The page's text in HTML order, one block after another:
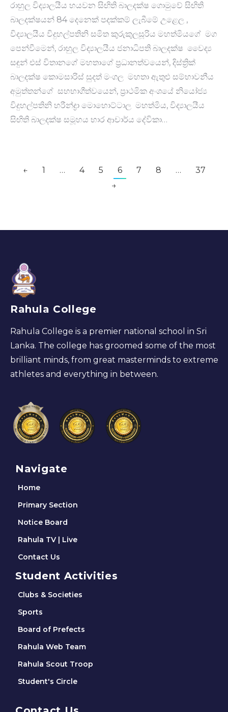
රාහුල විද්‍යාලයීය හයවන සිඟිති බාලදක්ෂ ගොමුවේ සිඟිති
බාලදක්ෂයන් 84 දෙනෙක් පදක්කම් ලැබීමේ උළෙල ,
විද්‍යාලයීය විදුහල්පතිනි සමිත කුරුකුලසූරිය මහත්මියගේ මග
පෙන්වීමෙන්, රාහුල විද්‍යාලයීය ජනාධිපති බාලදක්ෂ වෛද්‍ය
සඳුන් එස් විතානගේ මහතාගේ ප්‍රධානත්වයෙන්, දිස්ත්‍රික්
බාලදක්ෂ කොමසාරිස් සුදත් මංගල මහතා ඇතුළු සම්භාවනීය
අමුත්තන්ගේ සහභාගීත්වයෙන්, ප්‍රාථමික අංශයේ නියෝජ්‍ය
විදුහල්පතිනි හරීන්ද්‍රා මොහොට්ටාල මහත්මිය, විද්‍යාලයීය
සිඟිති බාලදක්ෂ සමූහය භාර ආචාර්ය දේවිකා…
← 1 … 4 5 6 7 8 …
37
→
Rahula College
Rahula College is a premier national school in Sri
Lanka. The college has groomed some of the most
brilliant minds, from great masterminds to extreme
athletes and everything in between.
Navigate
Home
Primary Section
Notice Board
Rahula TV | Live
Contact Us
Student Activities
Clubs & Societies
Sports
Board of Prefects
Rahula Web Team
Rahula Scout Troop
Student's Circle